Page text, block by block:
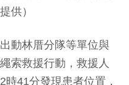
供）
動林厝分隊等單位與
索救援行動，救援人
41分發現患者位置，